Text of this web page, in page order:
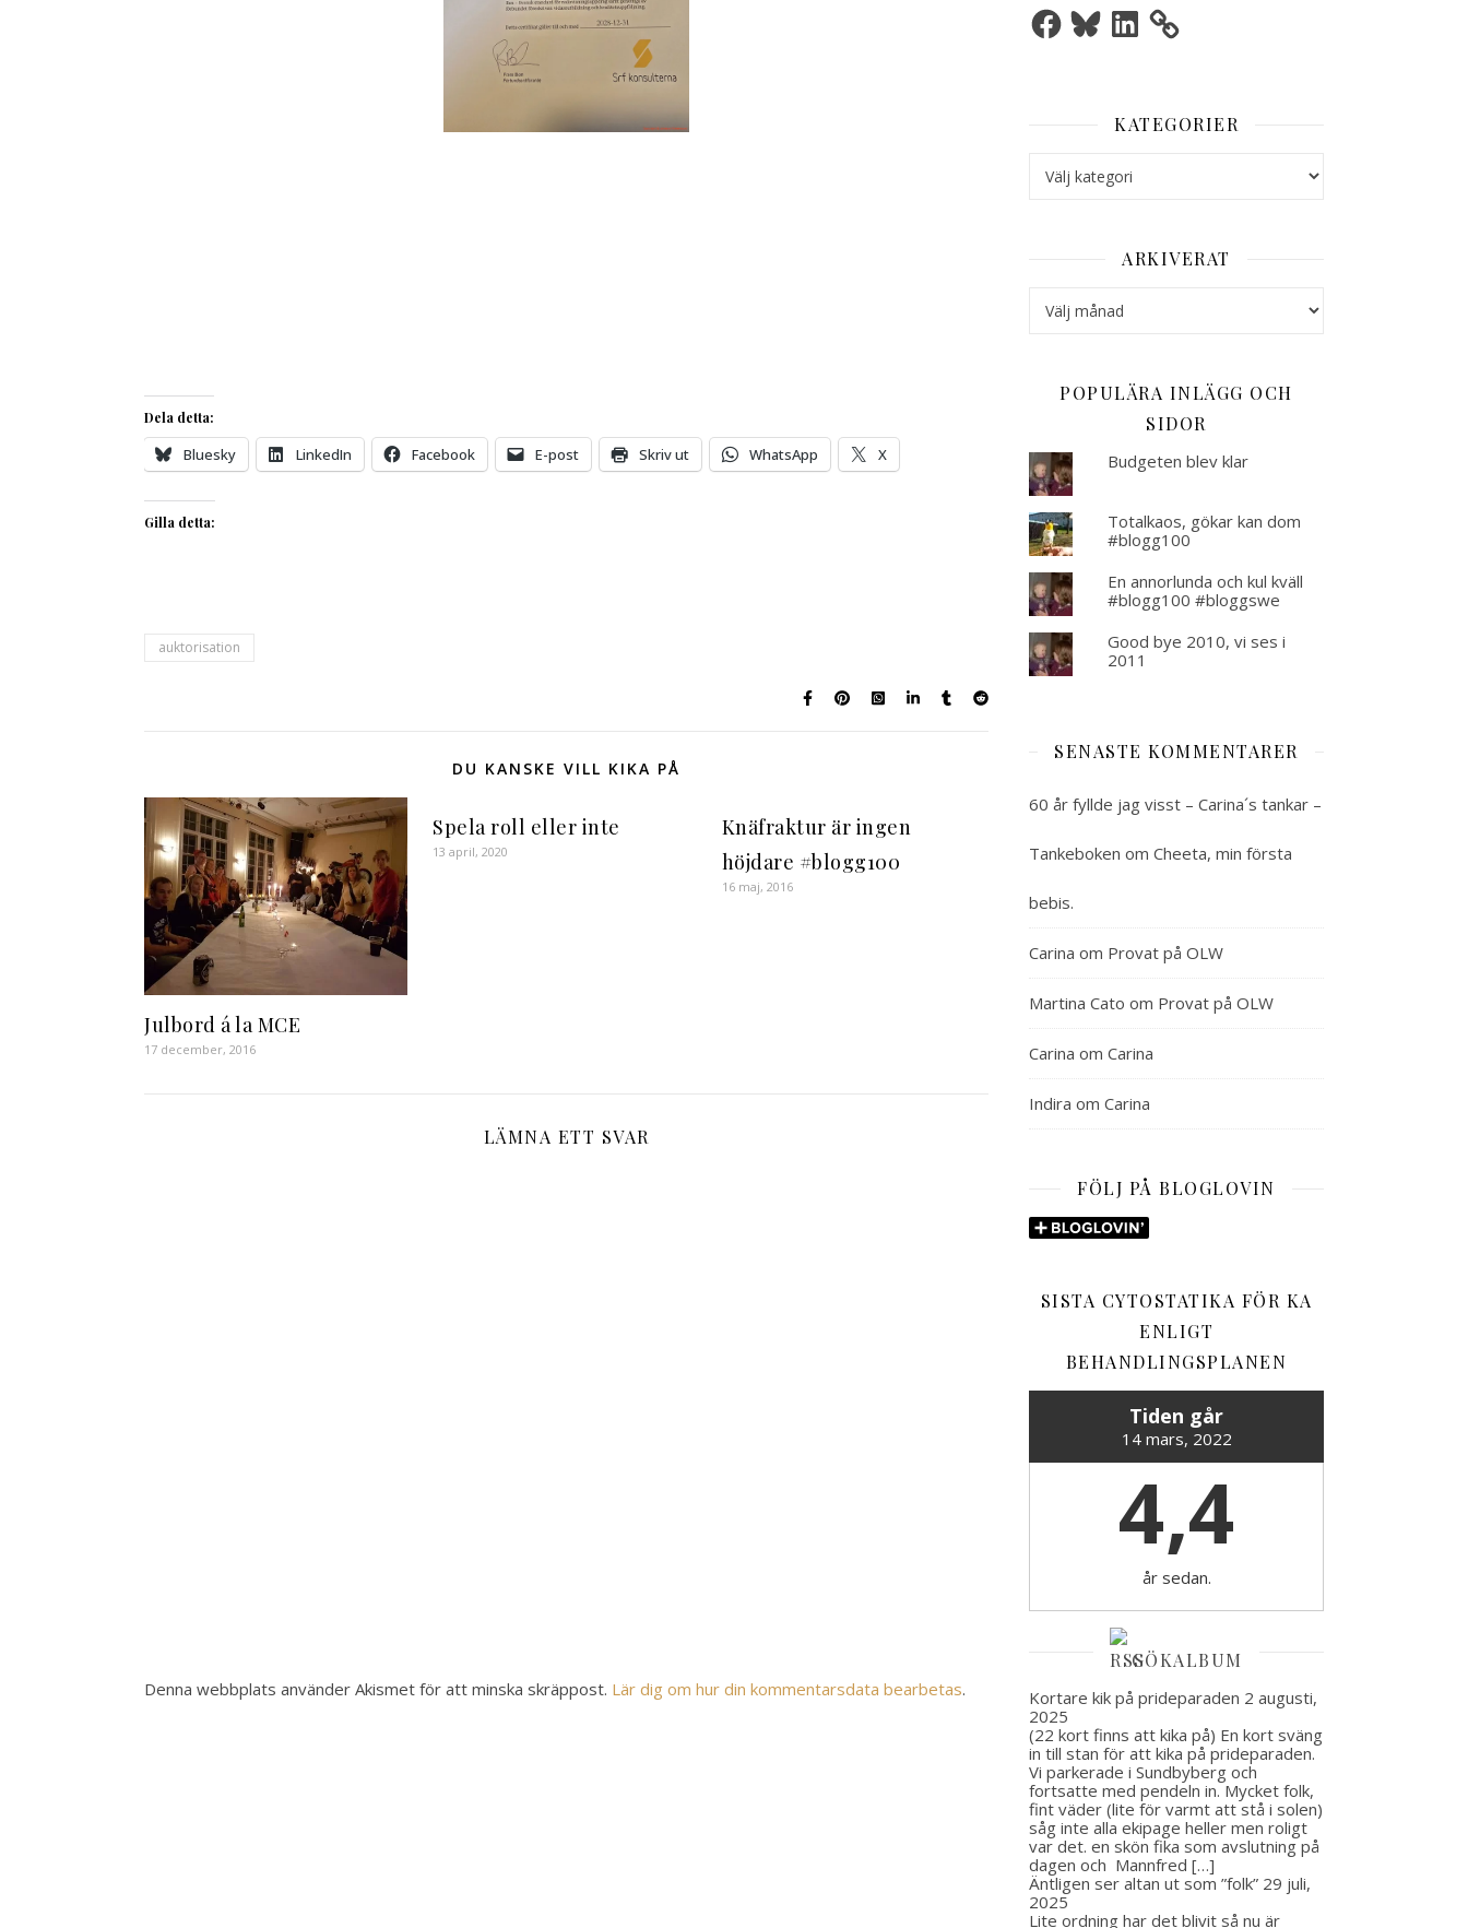
Dela detta:
Bluesky LinkedIn Facebook E-post Skriv ut WhatsApp X
Gilla detta:
auktorisation
DU KANSKE VILL KIKA PÅ
Julbord á la MCE
17 december, 2016
Spela roll eller inte
13 april, 2020
Knäfraktur är ingen
höjdare #blogg100
16 maj, 2016
LÄMNA ETT SVAR
Denna webbplats använder Akismet för att minska skräppost. Lär dig om hur din kommentarsdata bearbetas.
FacebookBlueskyLinkedIn
KATEGORIER
ARKIVERAT
POPULÄRA INLÄGG OCH
SIDOR
Budgeten blev klar
Totalkaos, gökar kan dom
#blogg100
En annorlunda och kul kväll
#blogg100 #bloggswe
Good bye 2010, vi ses i
2011
SENASTE KOMMENTARER
60 år fyllde jag visst – Carina´s tankar –
Tankeboken om Cheeta, min första
bebis.
Carina om Provat på OLW
Martina Cato om Provat på OLW
Carina om Carina
Indira om Carina
FÖLJ PÅ BLOGLOVIN
SISTA CYTOSTATIKA FÖR KA
ENLIGT
BEHANDLINGSPLANEN
Tiden går
14 mars, 2022
4,4
år sedan.
GÖKALBUM
Kortare kik på prideparaden 2 augusti,
2025
(22 kort finns att kika på) En kort sväng
in till stan för att kika på prideparaden.
Vi parkerade i Sundbyberg och
fortsatte med pendeln in. Mycket folk,
fint väder (lite för varmt att stå i solen)
såg inte alla ekipage heller men roligt
var det. en skön fika som avslutning på
dagen och Mannfred […]
Äntligen ser altan ut som ”folk” 29 juli,
2025
Lite ordning har det blivit så nu är